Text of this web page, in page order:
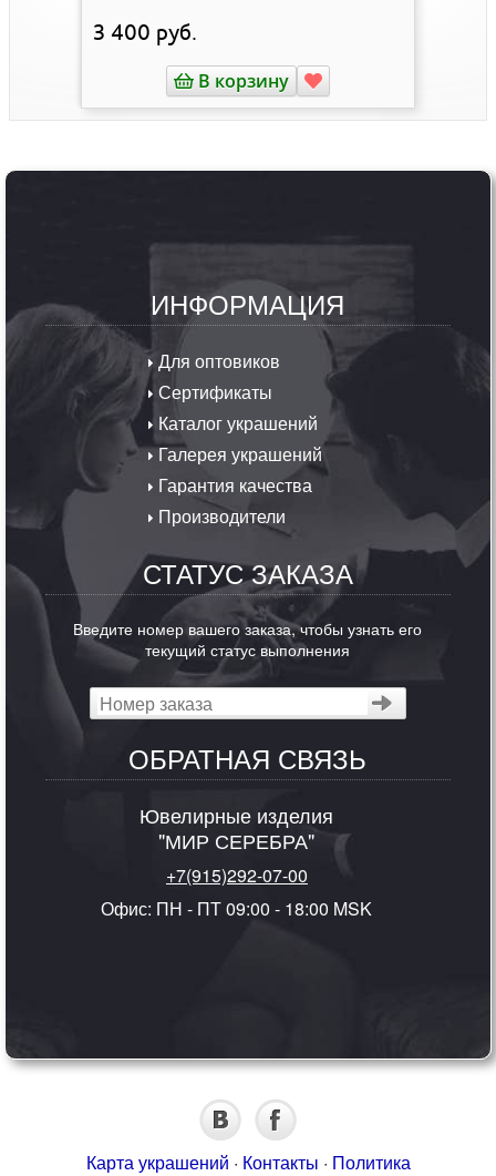
3 400 руб.
В корзину
ИНФОРМАЦИЯ
Для оптовиков
Сертификаты
Каталог украшений
Галерея украшений
Гарантия качества
Производители
СТАТУС ЗАКАЗА
Введите номер вашего заказа, чтобы узнать его
текущий статус выполнения
ОБРАТНАЯ СВЯЗЬ
Ювелирные изделия
"МИР СЕРЕБРА"
+7(915)292-07-00
Офис: ПН - ПТ 09:00 - 18:00 MSK
Карта украшений · Контакты · Политика